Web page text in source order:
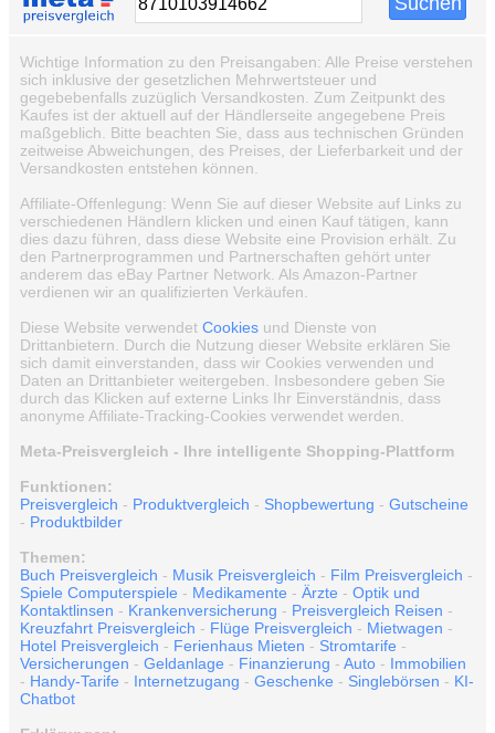
Wichtige Information zu den Preisangaben: Alle Preise verstehen
sich inklusive der gesetzlichen Mehrwertsteuer und
gegebebenfalls zuzüglich Versandkosten. Zum Zeitpunkt des
Kaufes ist der aktuell auf der Händlerseite angegebene Preis
maßgeblich. Bitte beachten Sie, dass aus technischen Gründen
zeitweise Abweichungen, des Preises, der Lieferbarkeit und der
Versandkosten entstehen können.
Affiliate-Offenlegung: Wenn Sie auf dieser Website auf Links zu
verschiedenen Händlern klicken und einen Kauf tätigen, kann
dies dazu führen, dass diese Website eine Provision erhält. Zu
den Partnerprogrammen und Partnerschaften gehört unter
anderem das eBay Partner Network. Als Amazon-Partner
verdienen wir an qualifizierten Verkäufen.
Diese Website verwendet Cookies und Dienste von
Drittanbietern. Durch die Nutzung dieser Website erklären Sie
sich damit einverstanden, dass wir Cookies verwenden und
Daten an Drittanbieter weitergeben. Insbesondere geben Sie
durch das Klicken auf externe Links Ihr Einverständnis, dass
anonyme Affiliate-Tracking-Cookies verwendet werden.
Meta-Preisvergleich - Ihre intelligente Shopping-Plattform
Funktionen:
Preisvergleich - Produktvergleich - Shopbewertung - Gutscheine
- Produktbilder
Themen:
Buch Preisvergleich - Musik Preisvergleich - Film Preisvergleich -
Spiele Computerspiele - Medikamente - Ärzte - Optik und
Kontaktlinsen - Krankenversicherung - Preisvergleich Reisen -
Kreuzfahrt Preisvergleich - Flüge Preisvergleich - Mietwagen -
Hotel Preisvergleich - Ferienhaus Mieten - Stromtarife -
Versicherungen - Geldanlage - Finanzierung - Auto - Immobilien
- Handy-Tarife - Internetzugang - Geschenke - Singlebörsen - KI-
Chatbot